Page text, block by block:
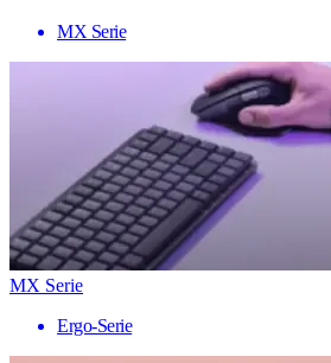
MX Serie
MX Serie
Ergo-Serie